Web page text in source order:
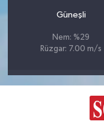
Güneşli
Nem: %29
Rüzgar: 7.00 m/s